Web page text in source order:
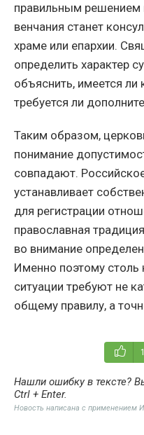
правильным решением
венчания станет
храме или епархии.
определить характер
объяснить, имеется ли
требуется ли
Таким образом,
понимание
совпадают.
устанавливает
для регистрации
православная
во внимание
Именно поэтому
ситуации требуют не
общему правилу, а
Нашли ошибку в тексте?
Ctrl + Enter.
Новость написана с применением